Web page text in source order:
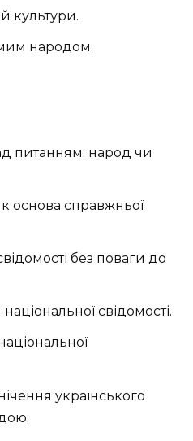
культури.
народом.
питанням: народ чи
основа справжньої
без поваги до
свідомості.
українського